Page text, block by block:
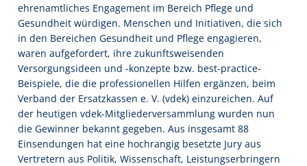
ehrenamtliches Engagement im Bereich Pflege und
Gesundheit würdigen. Menschen und Initiativen, die sich
in den Bereichen Gesundheit und Pflege engagieren,
waren aufgefordert, ihre zukunftsweisenden
Versorgungsideen und -konzepte bzw. best-practice-
Beispiele, die die professionellen Hilfen ergänzen, beim
Verband der Ersatzkassen e. V. (vdek) einzureichen. Auf
der heutigen vdek-Mitgliederversammlung wurden nun
die Gewinner bekannt gegeben. Aus insgesamt 88
Einsendungen hat eine hochrangig besetzte Jury aus
Vertretern aus Politik, Wissenschaft, Leistungserbringern